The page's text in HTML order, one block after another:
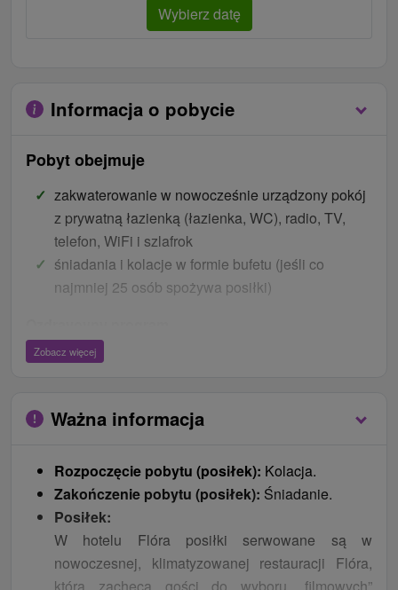
Wybierz datę
Informacja o pobycie
Pobyt obejmuje
zakwaterowanie w nowocześnie urządzony pokój
z prywatną łazienką (łazienka, WC), radio, TV,
telefon, WiFi i szlafrok
śniadania i kolacje w formie bufetu (jeśli co
najmniej 25 osób spożywa posiłki)
orientacyjne badanie lekarskie / konsultacja z
1x masaż aromatycznym woskiem (20 min.)
1x torf okład (20 min.)
1x refleksyjny masaż stóp (20 min.)
2x magnetoterapia (10 min.)
Ceny - Bonusy
welcome drink
Zobacz więcej
Ważna informacja
Rozpoczęcie pobytu (posiłek): Kolacja.
Zakończenie pobytu (posiłek): Śniadanie.
Posiłek:
W hotelu Flóra posiłki serwowane są w
nowoczesnej, klimatyzowanej restauracji Flóra,
która zachęca gości do wyboru „filmowych”